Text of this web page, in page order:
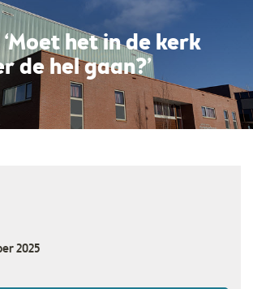
het in de kerk
de hel gaan?’
2025